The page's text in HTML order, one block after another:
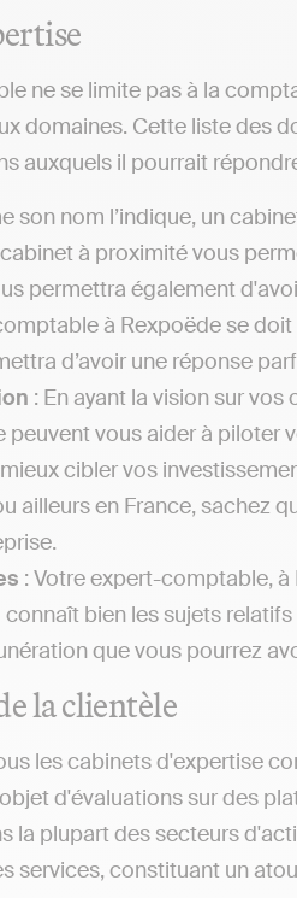
ne se limite pas à la
domaines. Cette liste des
auxquels il pourrait
son nom l’indique, un
à proximité vous
permettra également
à Rexpoëde se
d’avoir une réponse
: En ayant la vision sur
peuvent vous aider à
cibler vos
ailleurs en France, sachez
: Votre expert-comptable,
connaît bien les sujets
que vous pourrez
la clientèle
les cabinets d'expertise
d'évaluations sur des
la plupart des secteurs
services, constituant un